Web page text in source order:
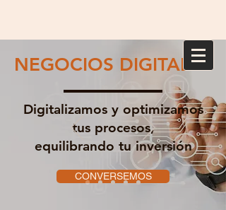
NEGOCIOS DIGITALES
Digitalizamos y optimizamos
tus procesos,
equilibrando tu inversión
CONVERSEMOS